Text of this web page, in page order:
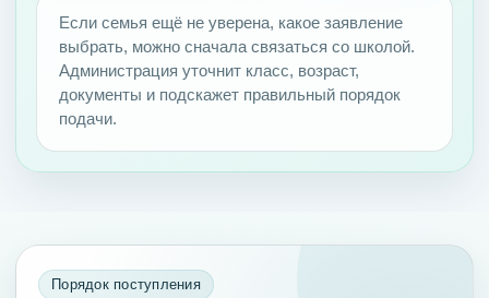
Если семья ещё не уверена, какое заявление
выбрать, можно сначала связаться со школой.
Администрация уточнит класс, возраст,
документы и подскажет правильный порядок
подачи.
Порядок поступления